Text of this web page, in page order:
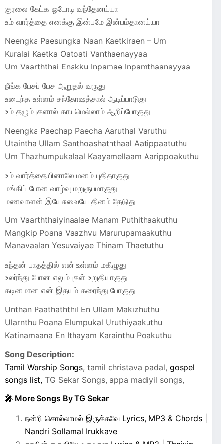
குரலை கேட்க ஓடோடி வந்தேனய்யா
உம் வார்த்தை எனக்கு இன்பமே இன்பம்தானய்யா
Neengka Paesungka Naan Kaetkiraen – Um
Kuralai Kaetka Oatoati Vanthaenayyaa
Um Vaarththai Enakku Inpamae Inpamthaanayyaa
நீங்க பேசப் பேச ஆறுதல் வருது
உடைந்த உள்ளம் சந்தோஷத்தால் ஆடிப்பாடுது
உம் தழும்புகளால் காயமெல்லாம் ஆறிப்போகுது
Neengka Paechap Paecha Aaruthal Varuthu
Utaintha Ullam Santhoashaththaal Aatippaatuthu
Um Thazhumpukalaal Kaayamellaam Aarippoakuthu
உம் வார்த்தையினாலே மனம் புதிதாகுது
மங்கிப் போன வாழ்வு மறுரூபமாகுது
மணவாளன் இயேசுவையே தினம் தேடுது
Um Vaarththaiyinaalae Manam Puthithaakuthu
Mangkip Poana Vaazhvu Marurupamaakuthu
Manavaalan Yesuvaiyae Thinam Thaetuthu
உந்தன் பாதத்தில் என் உள்ளம் மகிழுது
உலர்ந்து போன எலும்புகள் உறுதியாகுது
கடினமான என் இதயம் கரைந்து போகுது
Unthan Paathaththil En Ullam Makizhuthu
Ularnthu Poana Elumpukal Uruthiyaakuthu
Katinamaana En Ithayam Karainthu Poakuthu
Song Description:
Tamil Worship Songs, tamil christava padal, gospel
songs list, TG Sekar Songs, appa madiyil songs,
🎤 More Songs By TG Sekar
நன்றி சொல்லாமல் இருக்கவே Lyrics, MP3 & Chords |
Nandri Sollamal Irukkave